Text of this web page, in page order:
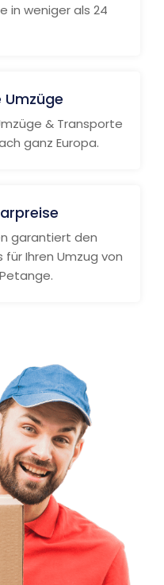
in weniger als 24
& Transporte
ganz Europa.
garantiert den
für Ihren Umzug von